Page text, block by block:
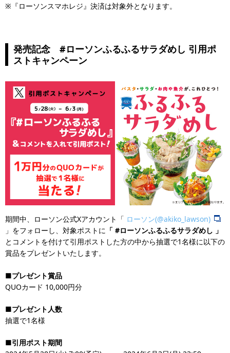
※『ローソンスマホレジ』決済は対象外となります。
発売記念 #ローソンふるふるサラダめし 引用ポ
ストキャンペーン
期間中、ローソン公式Xアカウント「 ローソン(@akiko_lawson)
」をフォローし、対象ポストに 「 #ローソンふるふるサラダめし 」
とコメントを付けて引用ポストした方の中から抽選で1名様に以下の
賞品をプレゼントいたします。
■プレゼント賞品
QUOカード 10,000円分
■プレゼント人数
抽選で1名様
■引用ポスト期間